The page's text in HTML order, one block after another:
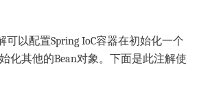
可以配置Spring IoC容器在初始化一个
化其他的Bean对象。下面是此注解使